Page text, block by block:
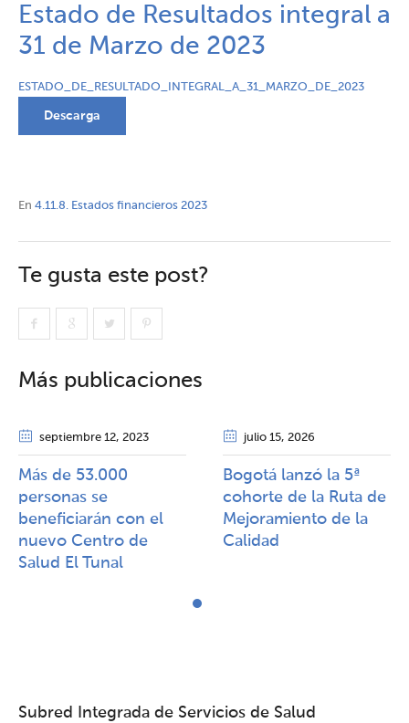
Estado de Resultados integral a
31 de Marzo de 2023
ESTADO_DE_RESULTADO_INTEGRAL_A_31_MARZO_DE_2023
Descarga
En 4.11.8. Estados financieros 2023
Te gusta este post?
Más publicaciones
septiembre 12, 2023
Más de 53.000
personas se
beneficiarán con el
nuevo Centro de
Salud El Tunal
julio 15, 2026
Bogotá lanzó la 5ª
cohorte de la Ruta de
Mejoramiento de la
Calidad​​
Subred Integrada de Servicios de Salud